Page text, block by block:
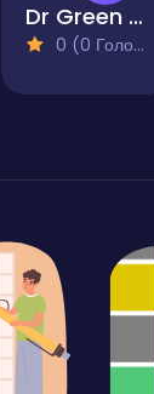
Dr Green Alien
0 (0 Голосів)